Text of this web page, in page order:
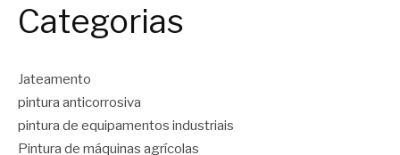
Categorias
Jateamento
pintura anticorrosiva
pintura de equipamentos industriais
Pintura de máquinas agrícolas